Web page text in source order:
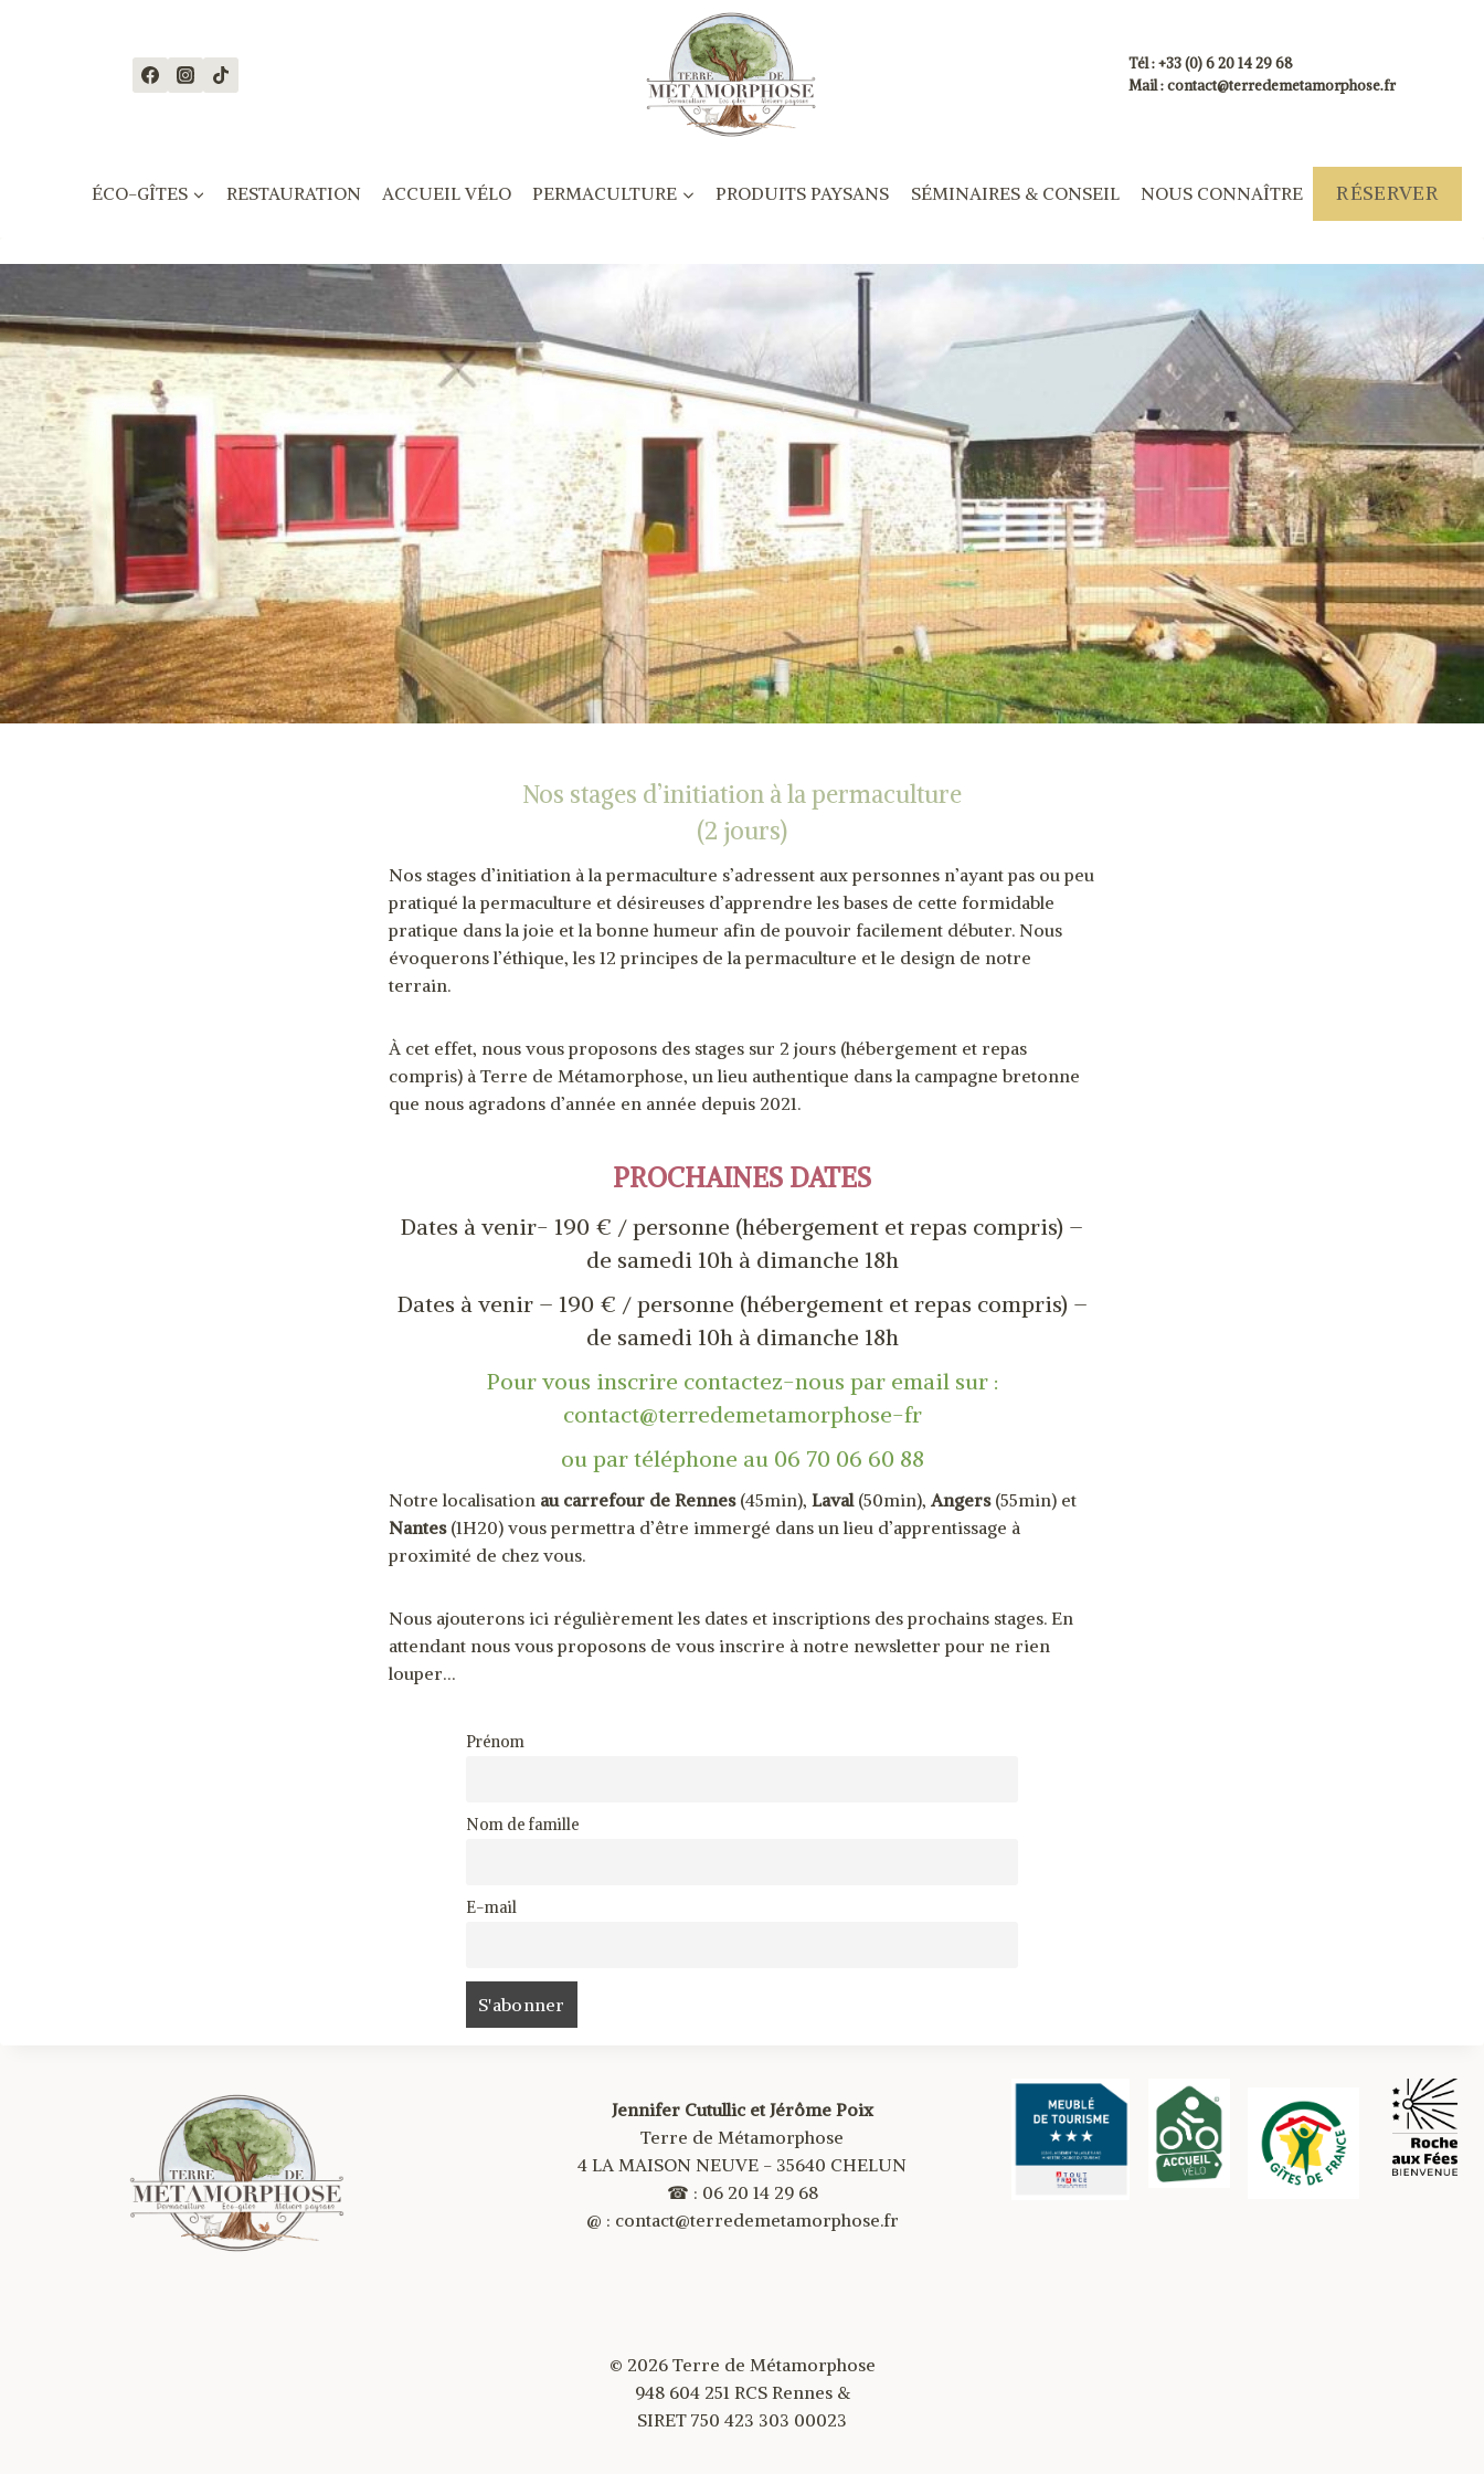
Tél : +33 (0) 6 20 14 29 68
Mail : contact@terredemetamorphose.fr
ÉCO-GÎTES RESTAURATION ACCUEIL VÉLO PERMACULTURE PRODUITS PAYSANS SÉMINAIRES & CONSEIL NOUS CONNAÎTRE RÉSERVER
Nos stages d’initiation à la permaculture
(2 jours)
Nos stages d’initiation à la permaculture s’adressent aux personnes n’ayant pas ou peu
pratiqué la permaculture et désireuses d’apprendre les bases de cette formidable
pratique dans la joie et la bonne humeur afin de pouvoir facilement débuter. Nous
évoquerons l’éthique, les 12 principes de la permaculture et le design de notre
terrain.
​À cet effet, nous vous proposons des stages sur 2 jours (hébergement et repas
compris) à Terre de Métamorphose, un lieu authentique dans la campagne bretonne
que nous agradons d’année en année depuis 2021.
PROCHAINES DATES
Dates à venir- 190 € / personne (hébergement et repas compris) –
de samedi 10h à dimanche 18h
Dates à venir – 190 € / personne (hébergement et repas compris) –
de samedi 10h à dimanche 18h
Pour vous inscrire contactez-nous par email sur :
contact@terredemetamorphose-fr
ou par téléphone au 06 70 06 60 88
Notre localisation au carrefour de Rennes (45min), Laval(50min), Angers(55min) et
Nantes(1H20) vous permettra d’être immergé dans un lieu d’apprentissage à
proximité de chez vous.
Nous ajouterons ici régulièrement les dates et inscriptions des prochains stages. En
attendant nous vous proposons de vous inscrire à notre newsletter pour ne rien
louper…
Prénom
Nom de famille
E-mail
Jennifer Cutullic et Jérôme Poix
Terre de Métamorphose
4 LA MAISON NEUVE - 35640 CHELUN
☎ : 06 20 14 29 68
@ : contact@terredemetamorphose.fr
© 2026 Terre de Métamorphose
948 604 251 RCS Rennes &
SIRET 750 423 303 00023